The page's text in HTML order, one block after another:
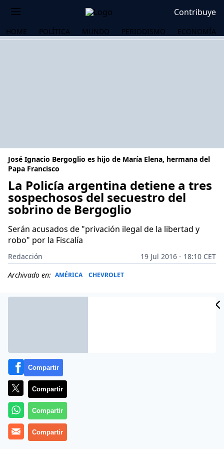
Contribuye
HOME POLÍTICA MUNDO PERIODISMO ECONOMÍA
José Ignacio Bergoglio es hijo de María Elena, hermana del
Papa Francisco
La Policía argentina detiene a tres
sospechosos del secuestro del
sobrino de Bergoglio
Serán acusados de "privación ilegal de la libertad y
robo" por la Fiscalía
Redacción
19 Jul 2016 - 18:10 CET
Archivado en: AMÉRICA CHEVROLET
Más información
Compartir
Compartir
Compartir
Compartir